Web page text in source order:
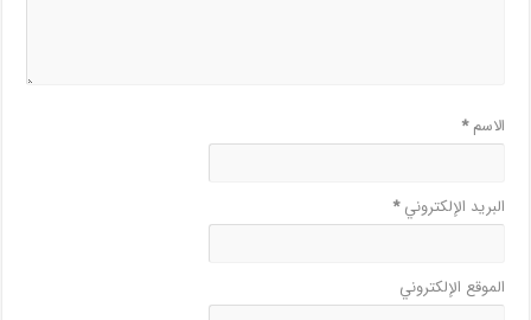
الاسم*
البريد الإلكتروني*
الموقع الإلكتروني